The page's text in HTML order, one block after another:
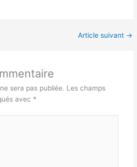
Article suivant →
sera pas publiée. Les champs
avec *